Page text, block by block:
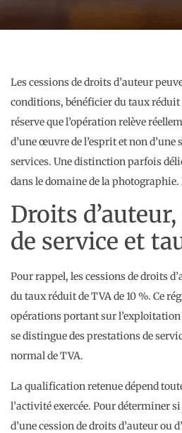
Les cessions de droits d’auteur
conditions, bénéficier du taux réduit
réserve que l’opération relève
d’une œuvre de l’esprit et non
services. Une distinction parfois
dans le domaine de la
Droits
de service et
Pour rappel, les cessions de droits
du taux réduit de TVA de 10 %. Ce
opérations portant sur l’exploitation
se distingue des prestations de
normal de TVA.
La qualification retenue dépend
l’activité exercée. Pour déterminer
d’une cession de droits d’auteur ou